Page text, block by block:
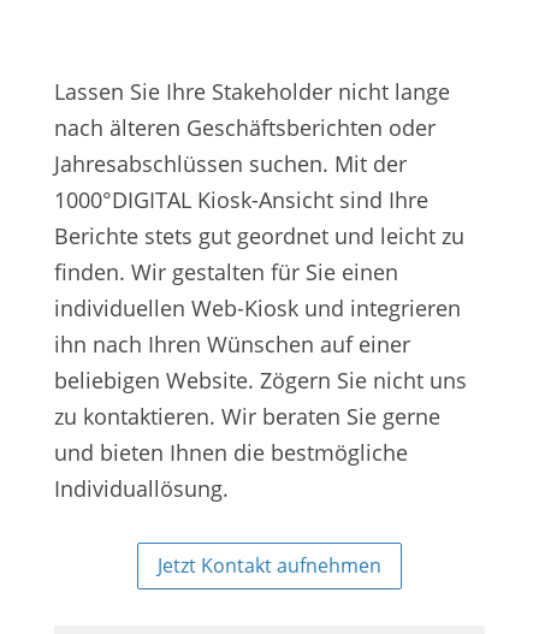
Lassen Sie Ihre Stakeholder nicht lange
nach älteren Geschäftsberichten oder
Jahresabschlüssen suchen. Mit der
1000°DIGITAL Kiosk-Ansicht sind Ihre
Berichte stets gut geordnet und leicht zu
finden. Wir gestalten für Sie einen
individuellen Web-Kiosk und integrieren
ihn nach Ihren Wünschen auf einer
beliebigen Website. Zögern Sie nicht uns
zu kontaktieren. Wir beraten Sie gerne
und bieten Ihnen die bestmögliche
Individuallösung.
Jetzt Kontakt aufnehmen